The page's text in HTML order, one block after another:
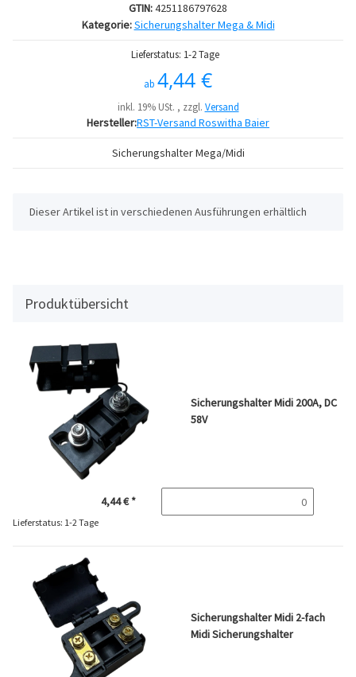
GTIN:4251186797628
Kategorie:Sicherungshalter Mega & Midi
Lieferstatus: 1-2 Tage
ab 4,44 €
inkl. 19% USt. , zzgl. Versand
Hersteller:RST-Versand Roswitha Baier
Sicherungshalter Mega/Midi
x
Dieser Artikel ist in verschiedenen Ausführungen erhältlich
Produktübersicht
Sicherungshalter Midi 200A, DC
58V
4,44 €*
Lieferstatus: 1-2 Tage
Sicherungshalter Midi 2-fach
Midi Sicherungshalter